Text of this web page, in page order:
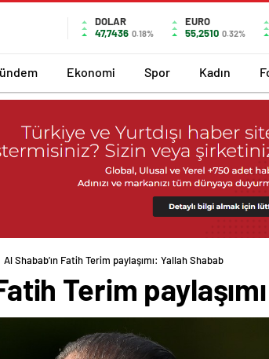
DOLAR
47,7436 0.18%
EURO
55,2510 0.32%
Ekonomi Spor Kadın
Al Shabab’ın Fatih Terim paylaşımı: Yallah Shabab
Terim